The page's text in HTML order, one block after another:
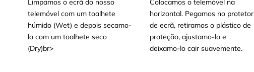
Limpamos o ecrã do nosso
telemóvel com um toalhete
húmido (Wet) e depois secamo-
lo com um toalhete seco
(Dry)br>
Colocamos o telemóvel na
horizontal. Pegamos no protetor
de ecrã, retiramos o plástico de
proteção, ajustamo-lo e
deixamo-lo cair suavemente.